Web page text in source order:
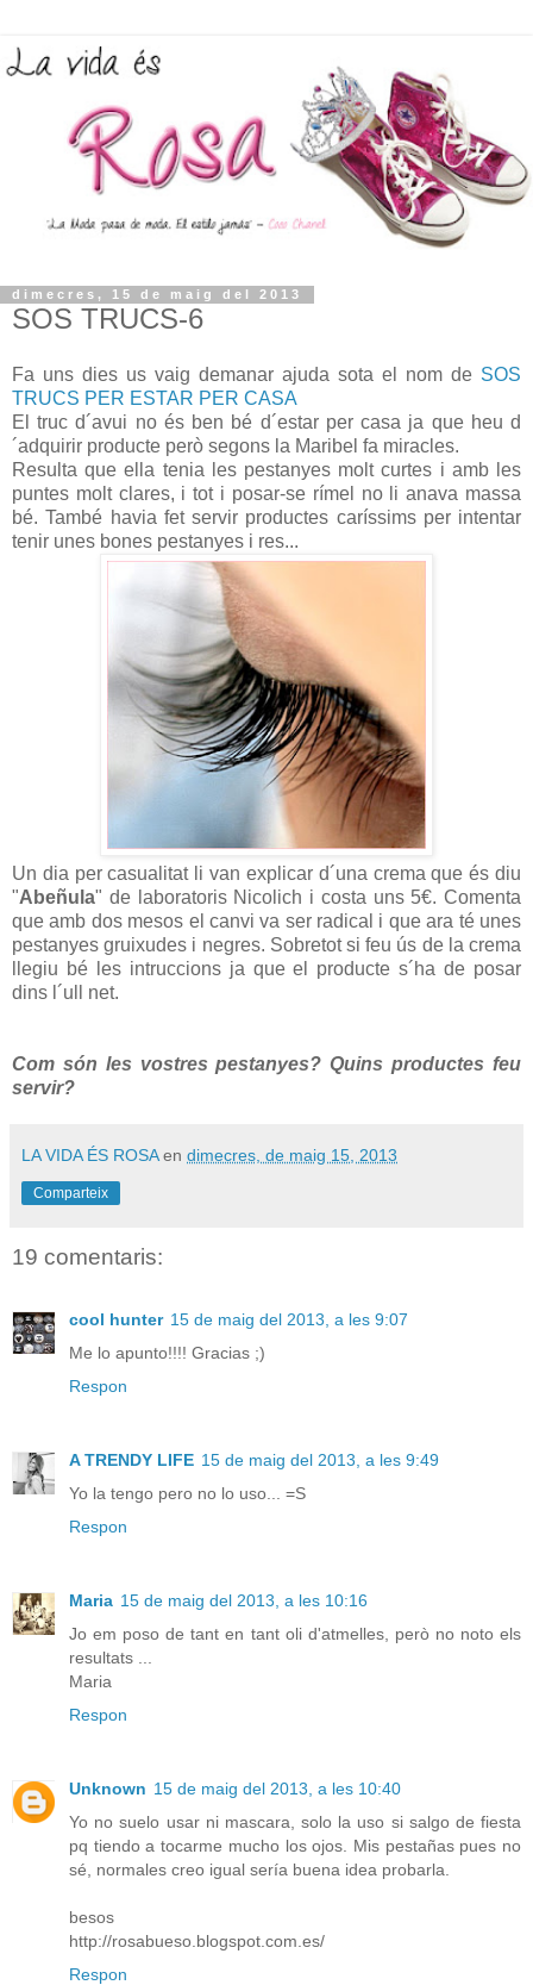
dimecres, 15 de maig del 2013
SOS TRUCS-6
Fa uns dies us vaig demanar ajuda sota el nom de SOS
TRUCS PER ESTAR PER CASA
El truc d´avui no és ben bé d´estar per casa ja que heu d
´adquirir producte però segons la Maribel fa miracles.
Resulta que ella tenia les pestanyes molt curtes i amb les
puntes molt clares, i tot i posar-se rímel no li anava massa
bé. També havia fet servir productes caríssims per intentar
tenir unes bones pestanyes i res...
Un dia per casualitat li van explicar d´una crema que és diu
"Abeñula" de laboratoris Nicolich i costa uns 5€. Comenta
que amb dos mesos el canvi va ser radical i que ara té unes
pestanyes gruixudes i negres. Sobretot si feu ús de la crema
llegiu bé les intruccions ja que el producte s´ha de posar
dins l´ull net.
Com són les vostres pestanyes? Quins productes feu
servir?
LA VIDA ÉS ROSA en dimecres, de maig 15, 2013
Comparteix
19 comentaris:
cool hunter 15 de maig del 2013, a les 9:07
Me lo apunto!!!! Gracias ;)
Respon
A TRENDY LIFE 15 de maig del 2013, a les 9:49
Yo la tengo pero no lo uso... =S
Respon
Maria 15 de maig del 2013, a les 10:16
Jo em poso de tant en tant oli d'atmelles, però no noto els
resultats ...
Maria
Respon
Unknown 15 de maig del 2013, a les 10:40
Yo no suelo usar ni mascara, solo la uso si salgo de fiesta
pq tiendo a tocarme mucho los ojos. Mis pestañas pues no
sé, normales creo igual sería buena idea probarla.
besos
http://rosabueso.blogspot.com.es/
Respon